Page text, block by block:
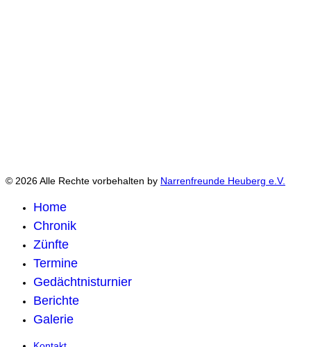
© 2026 Alle Rechte vorbehalten by Narrenfreunde Heuberg e.V.
Home
Chronik
Zünfte
Termine
Gedächtnisturnier
Berichte
Galerie